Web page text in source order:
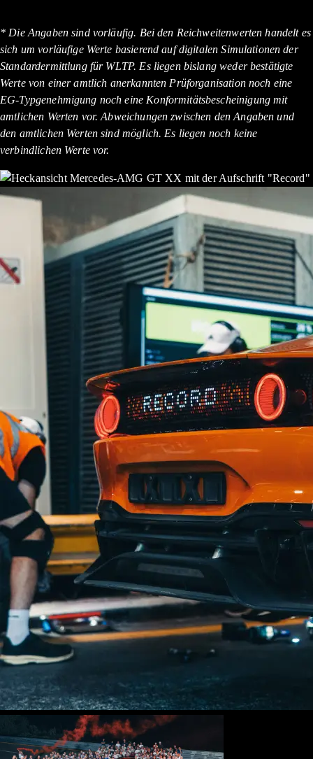
* Die Angaben sind vorläufig. Bei den Reichweitenwerten handelt es
sich um vorläufige Werte basierend auf digitalen Simulationen der
Standardermittlung für WLTP. Es liegen bislang weder bestätigte
Werte von einer amtlich anerkannten Prüforganisation noch eine
EG-Typgenehmigung noch eine Konformitätsbescheinigung mit
amtlichen Werten vor. Abweichungen zwischen den Angaben und
den amtlichen Werten sind möglich. Es liegen noch keine
verbindlichen Werte vor.